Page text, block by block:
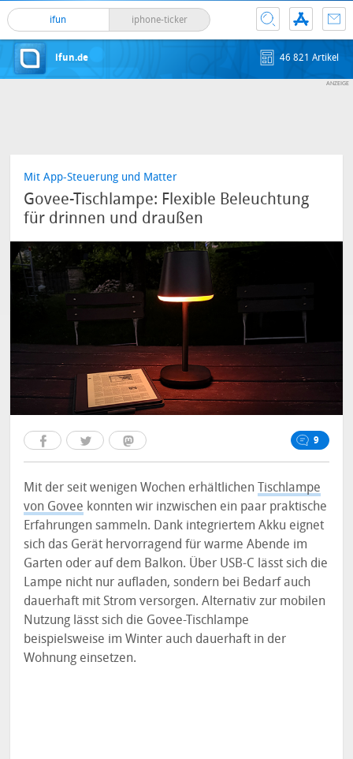
ifun iphone-ticker
ifun.de 46 821 Artikel
Mit App-Steuerung und Matter
Govee-Tischlampe: Flexible Beleuchtung
für drinnen und draußen
9
Mit der seit wenigen Wochen erhältlichenTischlampe
von Govee konnten wir inzwischen ein paar praktische
Erfahrungen sammeln. Dank integriertem Akku eignet
sich das Gerät hervorragend für warme Abende im
Garten oder auf dem Balkon. Über USB-C lässt sich die
Lampe nicht nur aufladen, sondern bei Bedarf auch
dauerhaft mit Strom versorgen. Alternativ zur mobilen
Nutzung lässt sich die Govee-Tischlampe
beispielsweise im Winter auch dauerhaft in der
Wohnung einsetzen.